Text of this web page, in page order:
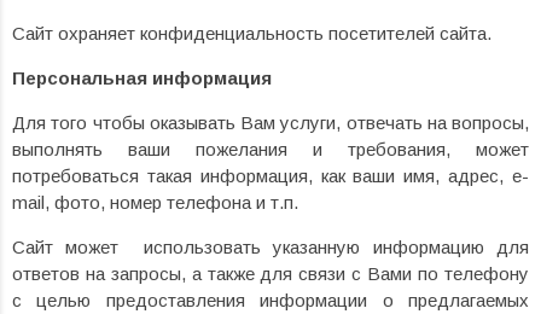
Сайт охраняет конфиденциальность посетителей сайта.
Персональная информация
Для того чтобы оказывать Вам услуги, отвечать на вопросы,
выполнять ваши пожелания и требования, может
потребоваться такая информация, как ваши имя, адрес, e-
mail, фото, номер телефона и т.п.
Сайт может использовать указанную информацию для
ответов на запросы, а также для связи с Вами по телефону
с целью предоставления информации о предлагаемых